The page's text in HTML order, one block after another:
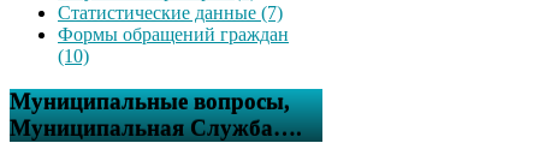
Статистические данные (7)
Формы обращений граждан
(10)
Муниципальные вопросы,
Муниципальная Служба….